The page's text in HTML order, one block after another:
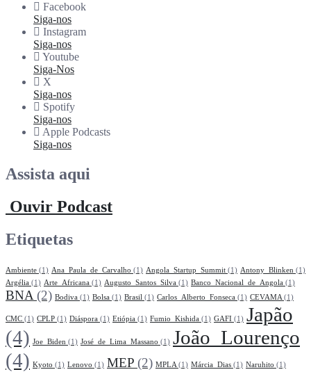
Facebook
Siga-nos
Instagram
Siga-nos
Youtube
Siga-Nos
X
Siga-nos
Spotify
Siga-nos
Apple Podcasts
Siga-nos
Assista aqui
Ouvir Podcast
Etiquetas
Ambiente (1) Ana_Paula_de_Carvalho (1) Angola_Startup_Summit (1) Antony_Blinken (1)
Argélia (1) Arte_Africana (1) Augusto_Santos_Silva (1) Banco_Nacional_de_Angola (1)
BNA (2) Bodiva (1) Bolsa (1) Brasil (1) Carlos_Alberto_Fonseca (1) CEVAMA (1)
CMC (1) CPLP (1) Diáspora (1) Etiópia (1) Fumio_Kishida (1) GAFI (1) Japão
(4) Joe_Biden (1) José_de_Lima_Massano (1) João_Lourenço
(4) Kyoto (1) Lenovo (1) MEP (2) MPLA (1) Márcia_Dias (1) Naruhito (1)